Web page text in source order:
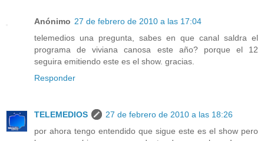
Anónimo 27 de febrero de 2010 a las 17:04
telemedios una pregunta, sabes en que canal saldra el
programa de viviana canosa este año? porque el 12
seguira emitiendo este es el show. gracias.
Responder
TELEMEDIOS
27 de febrero de 2010 a las 18:26
por ahora tengo entendido que sigue este es el show pero